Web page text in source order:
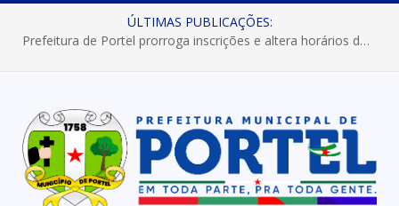
ÚLTIMAS PUBLICAÇÕES:
Prefeitura de Portel prorroga inscrições e altera horários dos concursos “Musa” e “Miss Mix Verão 2026”